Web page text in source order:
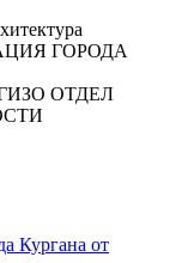
ГОРОДА
ГИЗО ОТДЕЛ
Кургана от